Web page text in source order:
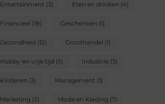
Entertainment (3) Eten en drinken (4)
Financieel (18) Geschenken (1)
Gezondheid (12) Groothandel (1)
Hobby en vrije tijd (5) Industrie (3)
Kinderen (3) Management (1)
Marketing (3) Mode en Kleding (7)